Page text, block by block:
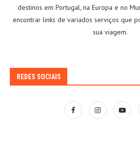
destinos em Portugal, na Europa e no
encontrar links de variados serviços que
sua viagem.
REDES SOCIAIS